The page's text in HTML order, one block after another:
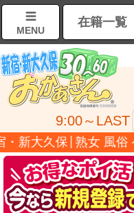
保│熟女 風俗 ヘルス
9:00～LAST
MENU
在籍一覧